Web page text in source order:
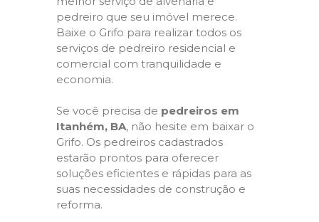
pedreiro que seu imóvel merece.
Baixe o Grifo para realizar todos os
serviços de pedreiro residencial e
comercial com tranquilidade e
economia.
Se você precisa de pedreiros em
Itanhém, BA, não hesite em baixar o
Grifo. Os pedreiros cadastrados
estarão prontos para oferecer
soluções eficientes e rápidas para as
suas necessidades de construção e
reforma.